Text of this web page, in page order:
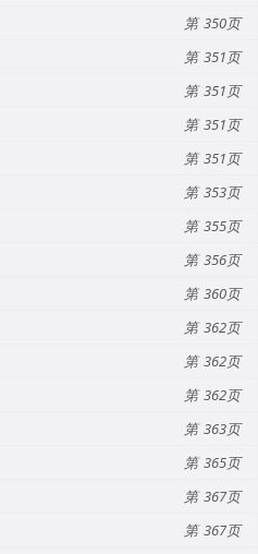
350
351
351
351
351
353
355
356
360
362
362
362
363
365
367
367